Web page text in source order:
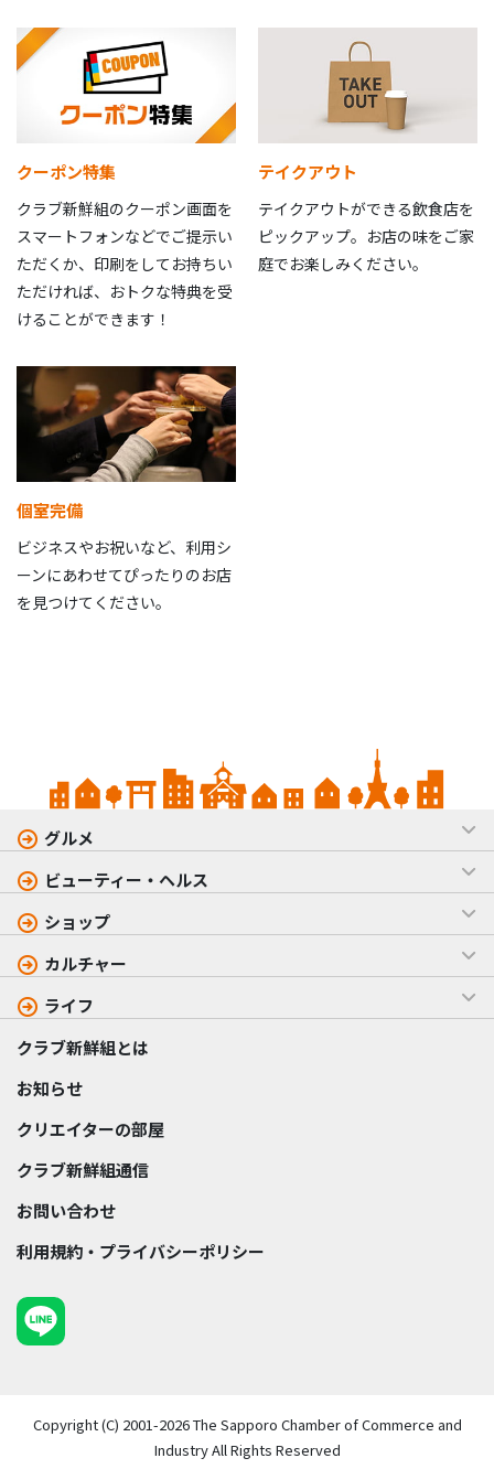
クーポン特集
クラブ新鮮組のクーポン画面を
スマートフォンなどでご提示い
ただくか、印刷をしてお持ちい
ただければ、おトクな特典を受
けることができます！
テイクアウト
テイクアウトができる飲食店を
ピックアップ。お店の味をご家
庭でお楽しみください。
個室完備
ビジネスやお祝いなど、利用シ
ーンにあわせてぴったりのお店
を見つけてください。
グルメ
ビューティー・ヘルス
ショップ
カルチャー
ライフ
クラブ新鮮組とは
お知らせ
クリエイターの部屋
クラブ新鮮組通信
お問い合わせ
利用規約・プライバシーポリシー
Copyright (C) 2001-2026 The Sapporo Chamber of Commerce and
Industry All Rights Reserved